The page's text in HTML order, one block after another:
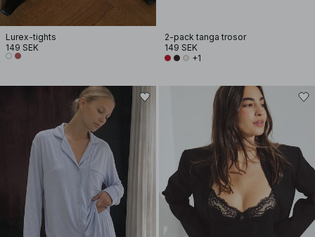
Lurex-tights
149 SEK
2-pack tanga trosor
149 SEK
+1